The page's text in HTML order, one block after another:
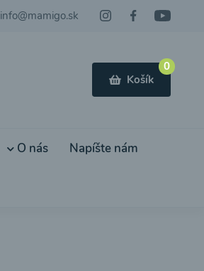
info@mamigo.sk
0
Košík
O nás Napíšte nám